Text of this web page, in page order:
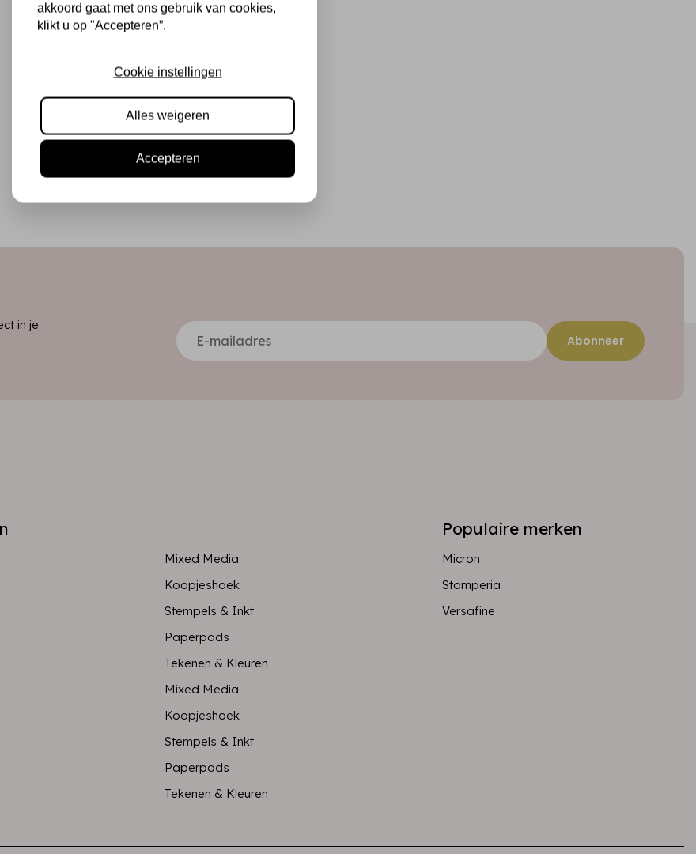
in je
Abonneer
Mixed Media
Koopjeshoek
Stempels & Inkt
Paperpads
Tekenen & Kleuren
Mixed Media
Koopjeshoek
Stempels & Inkt
Paperpads
Tekenen & Kleuren
Populaire merken
Micron
Stamperia
Versafine
akkoord gaat met ons gebruik van cookies,
klikt u op "Accepteren”.
Cookie instellingen
Alles weigeren
Accepteren